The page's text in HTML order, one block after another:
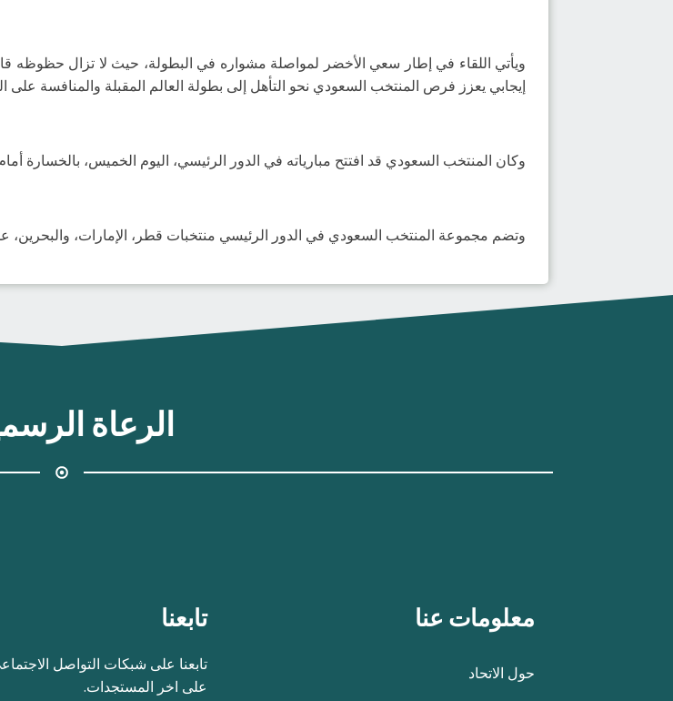
ويأتي اللقاء في إطار سعي الأخضر لمواصلة مشواره في البطولة، حيث لا تزال حظوظه
إيجابي يعزز فرص المنتخب السعودي نحو التأهل إلى بطولة العالم المقبلة والمنافسة على
وكان المنتخب السعودي قد افتتح مبارياته في الدور الرئيسي، اليوم الخميس، بالخسارة أمام
وتضم مجموعة المنتخب السعودي في الدور الرئيسي منتخبات قطر، الإمارات، والبحرين، على أن
الرعاة
معلومات عنا
حول الاتحاد
تابعنا
تابعنا على شبكات التواصل
على اخر المستجدات.